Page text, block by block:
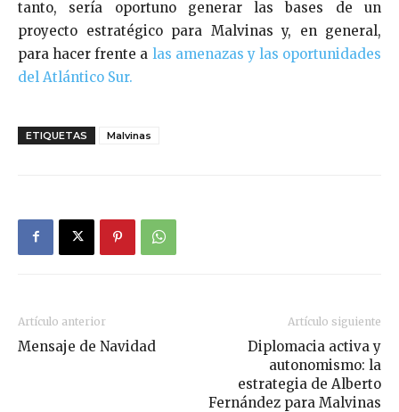
tanto, sería oportuno generar las bases de un
proyecto estratégico para Malvinas y, en general,
para hacer frente a las amenazas y las oportunidades
del Atlántico Sur.
ETIQUETAS Malvinas
Artículo anterior
Mensaje de Navidad
Artículo siguiente
Diplomacia activa y
autonomismo: la
estrategia de Alberto
Fernández para Malvinas